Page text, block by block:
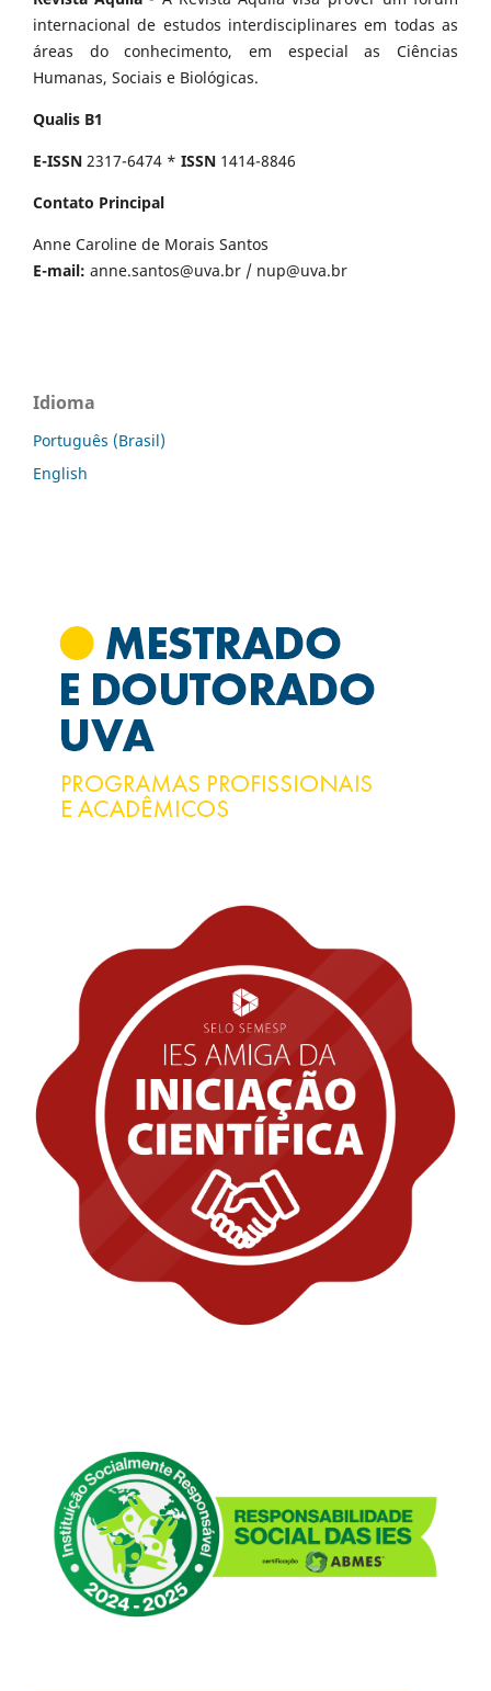
internacional de estudos interdisciplinares em todas as
áreas do conhecimento, em especial as Ciências
Humanas, Sociais e Biológicas.
Qualis B1
E-ISSN 2317-6474 * ISSN 1414-8846
Contato Principal
Anne Caroline de Morais Santos
E-mail: anne.santos@uva.br / nup@uva.br
Idioma
Português (Brasil)
English